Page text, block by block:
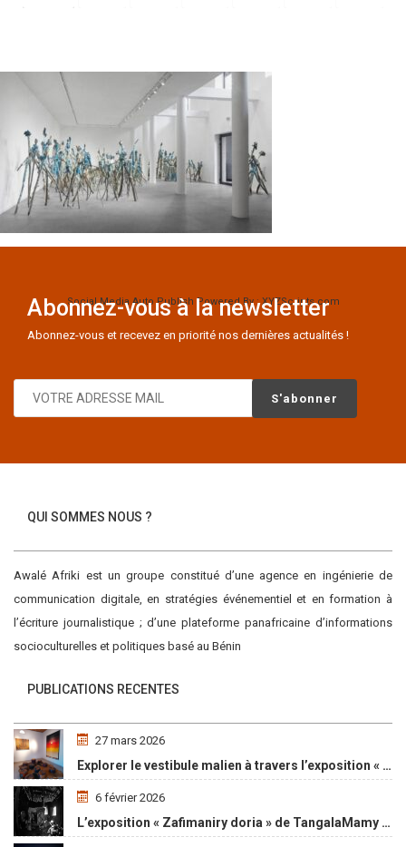
Abonnez-vous à la newsletter
Abonnez-vous et recevez en priorité nos dernières actualités !
QUI SOMMES NOUS ?
Awalé Afriki est un groupe constitué d’une agence en ingénierie de
communication digitale, en stratégies événementiel et en formation à
l’écriture journalistique ; d’une plateforme panafricaine d’informations
socioculturelles et politiques basé au Bénin
PUBLICATIONS RECENTES
27 mars 2026
Explorer le vestibule malien à travers l’exposition « Maaya Bulon »
6 février 2026
L’exposition « Zafimaniry doria » de TangalaMamy honore la mémoire d’un peuple malgache
Social Media Auto Publish Powered By :XYZScripts.com